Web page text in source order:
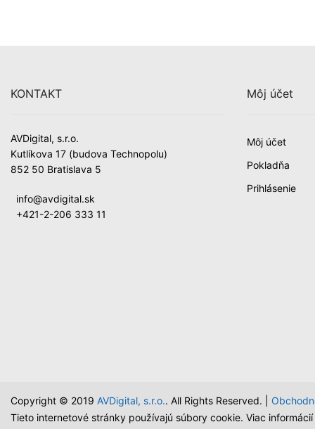
KONTAKT
AVDigital, s.r.o.
Kutlíkova 17 (budova Technopolu)
852 50 Bratislava 5
info@avdigital.sk
+421-2-206 333 11
Môj účet
Môj účet
Pokladňa
Prihlásenie
Copyright © 2019 AVDigital, s.r.o.. All Rights Reserved. |
Tieto internetové stránky používajú súbory cookie. Viac informácií